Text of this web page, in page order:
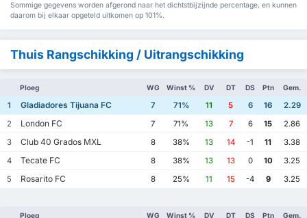
Sommige gegevens worden afgerond naar het dichtstbijzijnde percentage, en kunnen
daarom bij elkaar opgeteld uitkomen op 101%.
Thuis Rangschikking / Uitrangschikking
Ploeg WG Winst % DV DT DS Ptn Gem.
1 Gladiadores Tijuana FC 7 71% 11 5 6 16
2.29
2
London FC 7 71% 13 7 6 15
2.86
3
Club 40 Grados MXL 8 38% 13 14 -1 11
3.38
4
Tecate FC 8 38% 13 13 0 10
3.25
5
Rosarito FC 8 25% 11 15 -4 9 3.25
Ploeg WG Winst % DV DT DS Ptn Gem.